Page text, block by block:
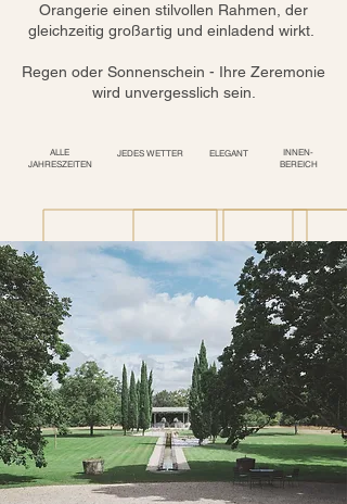
Orangerie einen stilvollen Rahmen, der
gleichzeitig großartig und einladend wirkt.
Regen oder Sonnenschein - Ihre Zeremonie
wird unvergesslich sein.
ALLE
JAHRESZEITEN
JEDES WETTER ELEGANT
INNEN-
BEREICH